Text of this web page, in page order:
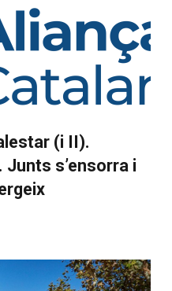
(i II).
s’ensorra i